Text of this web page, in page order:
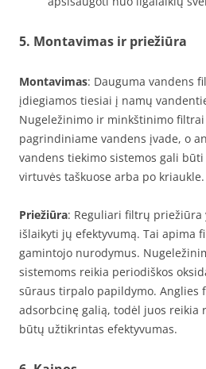
5. Montavimas ir priežiūra
Montavimas: Dauguma vandens
įdiegiamos tiesiai į namų
Nugeležinimo ir minkštinimo
pagrindiniame vandens įvade, o
vandens tiekimo sistemos gali
virtuvės taškuose arba po kriaukle.
Priežiūra: Reguliari filtrų
išlaikyti jų efektyvumą. Tai apima
gamintojo nurodymus.
sistemoms reikia periodiškos
sūraus tirpalo papildymo. Anglies
adsorbcinę galią, todėl juos reikia
būtų užtikrintas efektyvumas.